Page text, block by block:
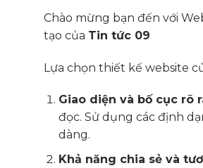
Chào mừng bạn đến với
tạo của Tin tức 09
Lựa chọn thiết kế website
Giao diện và bố cục rõ
đọc. Sử dụng các định
dàng.
Khả năng chia sẻ và